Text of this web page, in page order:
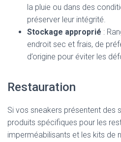
la pluie ou dans des
préserver leur intégrité.
Stockage approprié :
endroit sec et frais, de
d’origine pour éviter les
Restauration
Si vos sneakers présentent des
produits spécifiques pour les
imperméabilisants et les kits de